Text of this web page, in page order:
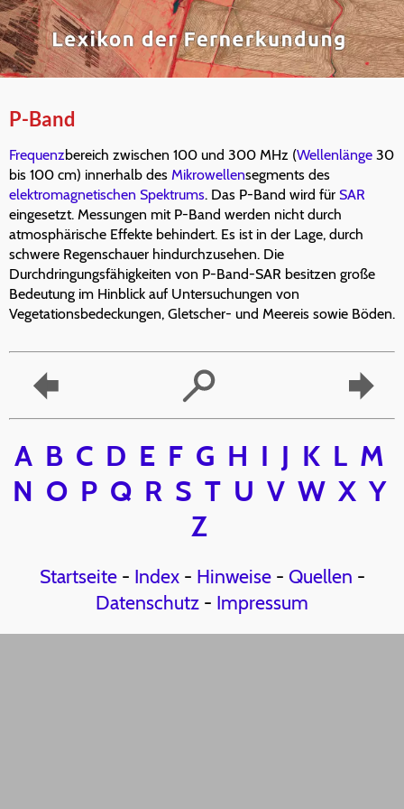
P-Band
Frequenzbereich zwischen 100 und 300 MHz (Wellenlänge 30
bis 100 cm) innerhalb des Mikrowellensegments des
elektromagnetischen Spektrums. Das P-Band wird für SAR
eingesetzt. Messungen mit P-Band werden nicht durch
atmosphärische Effekte behindert. Es ist in der Lage, durch
schwere Regenschauer hindurchzusehen. Die
Durchdringungsfähigkeiten von P-Band-SAR besitzen große
Bedeutung im Hinblick auf Untersuchungen von
Vegetationsbedeckungen, Gletscher- und Meereis sowie Böden.
A B C D E F G H I J K L M
N O P Q R S T U V W X Y
Z
Startseite- Index- Hinweise- Quellen -
Datenschutz - Impressum